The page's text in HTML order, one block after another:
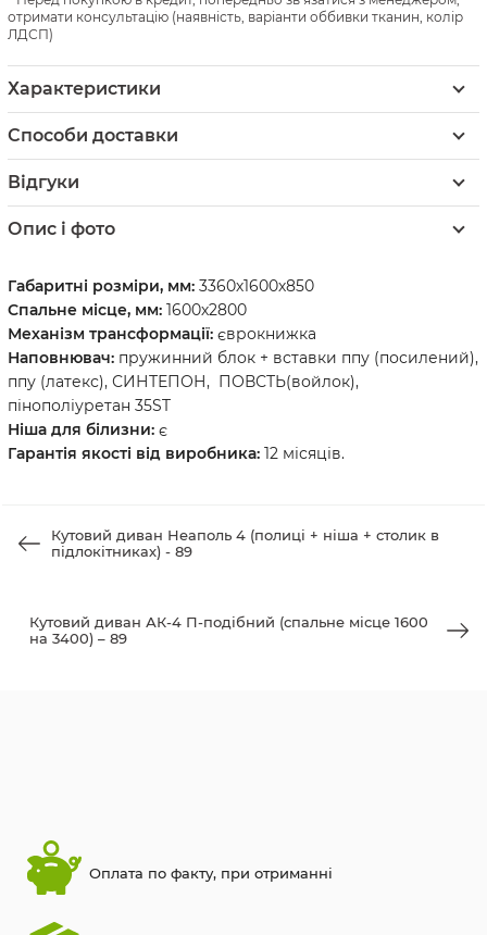
отримати консультацію (наявність, варіанти оббивки тканин, колір
ЛДСП)
Характеристики
Способи доставки
Відгуки
Опис і фото
Габаритні розміри, мм: 3360х1600х850
Спальне місце, мм: 1600х2800
Механізм трансформації: єврокнижка
Наповнювач: пружинний блок + вставки ппу (посилений),
ппу (латекс), СИНТЕПОН, ПОВСТЬ(войлок),
пінополіуретан 35ST
Ніша для білизни: є
Гарантія якості від виробника: 12 місяців.
Кутовий диван Неаполь 4 (полиці + ніша + столик в
підлокітниках) - 89
Кутовий диван АК-4 П-подібний (спальне місце 1600
на 3400) – 89
Оплата по факту, при отриманні